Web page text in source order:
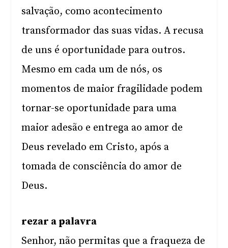
salvação, como acontecimento
transformador das suas vidas. A recusa
de uns é oportunidade para outros.
Mesmo em cada um de nós, os
momentos de maior fragilidade podem
tornar-se oportunidade para uma
maior adesão e entrega ao amor de
Deus revelado em Cristo, após a
tomada de consciência do amor de
Deus.
rezar a palavra
Senhor, não permitas que a fraqueza de